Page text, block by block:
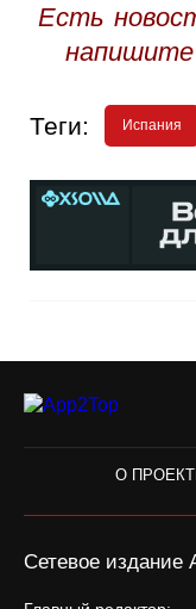
Есть
Теги: Испания
О
Сетевое издание